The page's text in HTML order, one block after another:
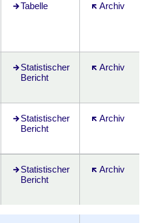
Tabelle
Öffnet sich in einem neuen Fenster
Archiv
Öffnet sich in
Statistischer
Bericht
Öffnet sich in einem neuen Fenster
Archiv
Öffnet sich in
Statistischer
Bericht
Archiv
Öffnet sich in
Statistischer
Bericht
Öffnet sich in einem neuen Fenster
Archiv
Öffnet sich in